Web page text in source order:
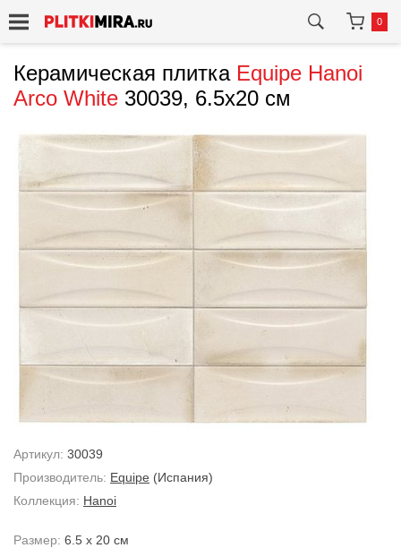
0
Керамическая плитка Equipe Hanoi
Arco White 30039, 6.5x20 см
Артикул: 30039
Производитель: Equipe (Испания)
Коллекция: Hanoi
Размер: 6.5 x 20 см